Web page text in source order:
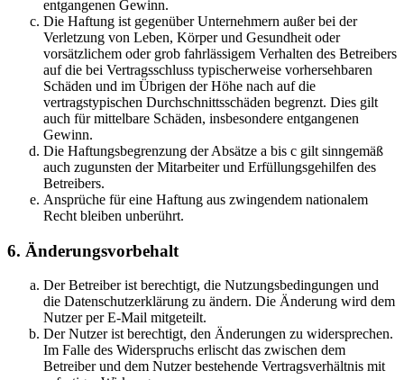
entgangenen Gewinn.
Die Haftung ist gegenüber Unternehmern außer bei der
Verletzung von Leben, Körper und Gesundheit oder
vorsätzlichem oder grob fahrlässigem Verhalten des Betreibers
auf die bei Vertragsschluss typischerweise vorhersehbaren
Schäden und im Übrigen der Höhe nach auf die
vertragstypischen Durchschnittsschäden begrenzt. Dies gilt
auch für mittelbare Schäden, insbesondere entgangenen
Gewinn.
Die Haftungsbegrenzung der Absätze a bis c gilt sinngemäß
auch zugunsten der Mitarbeiter und Erfüllungsgehilfen des
Betreibers.
Ansprüche für eine Haftung aus zwingendem nationalem
Recht bleiben unberührt.
6. Änderungsvorbehalt
Der Betreiber ist berechtigt, die Nutzungsbedingungen und
die Datenschutzerklärung zu ändern. Die Änderung wird dem
Nutzer per E-Mail mitgeteilt.
Der Nutzer ist berechtigt, den Änderungen zu widersprechen.
Im Falle des Widerspruchs erlischt das zwischen dem
Betreiber und dem Nutzer bestehende Vertragsverhältnis mit